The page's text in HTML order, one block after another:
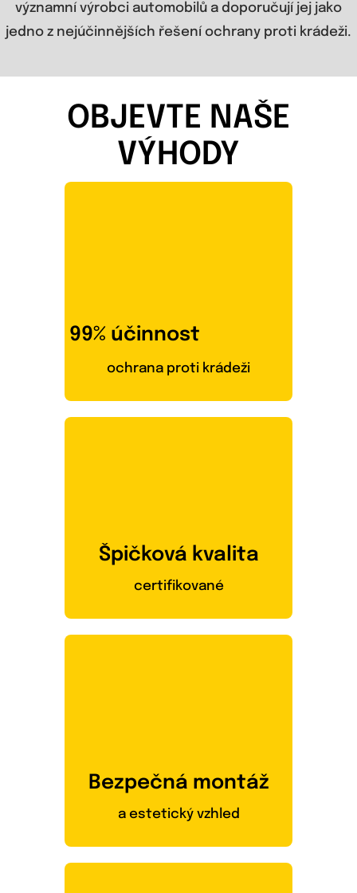
významní výrobci automobilů a doporučují jej jako
jedno z nejúčinnějších řešení ochrany proti krádeži.
OBJEVTE NAŠE
VÝHODY
99% účinnost
ochrana proti krádeži
Špičková kvalita
certifikované
Bezpečná montáž
a estetický vzhled